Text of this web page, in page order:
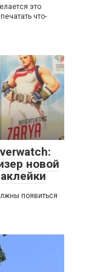
это
что-
новой
появиться